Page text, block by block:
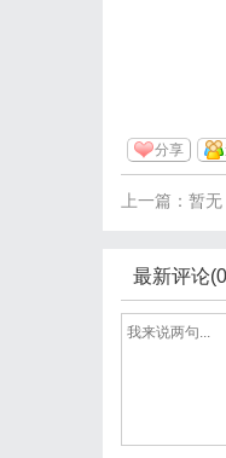
分享
上一篇：暂无
最新评论